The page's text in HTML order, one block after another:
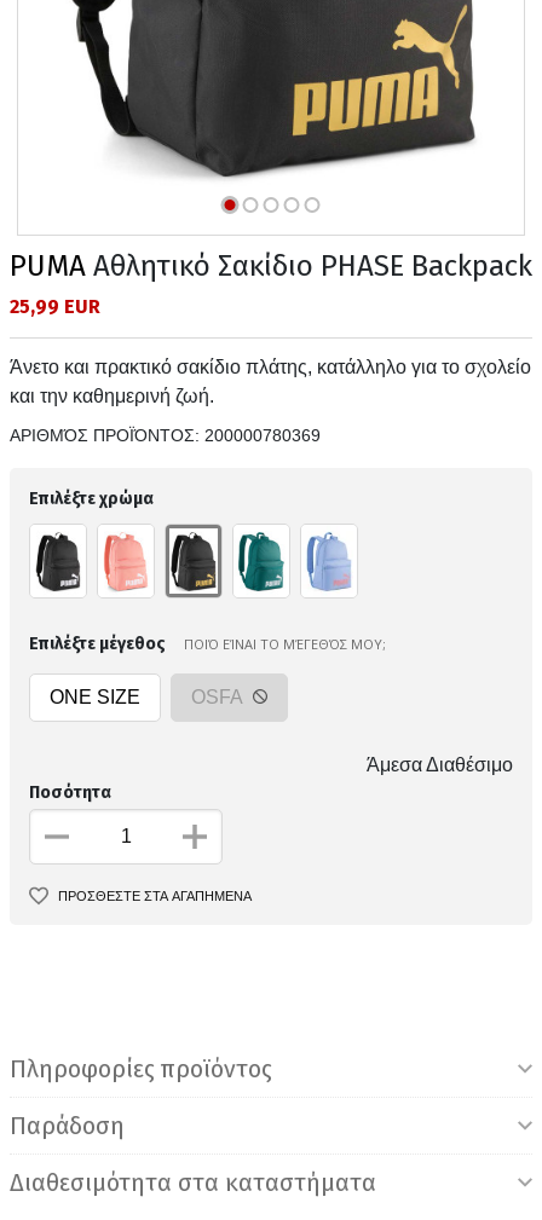
PUMA Αθλητικό Σακίδιο PHASE Backpack
25,99 EUR
Άνετο και πρακτικό σακίδιο πλάτης, κατάλληλο για το σχολείο
και την καθημερινή ζωή.
ΑΡΙΘΜΌΣ ΠΡΟΪΌΝΤΟΣ: 200000780369
Επιλέξτε χρώμα
Επιλέξτε μέγεθος ΠΟΙΌ ΕΊΝΑΙ ΤΟ ΜΈΓΕΘΌΣ ΜΟΥ;
ONE SIZE OSFA
Άμεσα Διαθέσιμο
Ποσότητα
ΠΡΟΣΘΕΣΤΕ ΣΤΑ ΑΓΑΠΗΜΕΝΑ
Πληροφορίες προϊόντος
Παράδοση
Διαθεσιμότητα στα καταστήματα